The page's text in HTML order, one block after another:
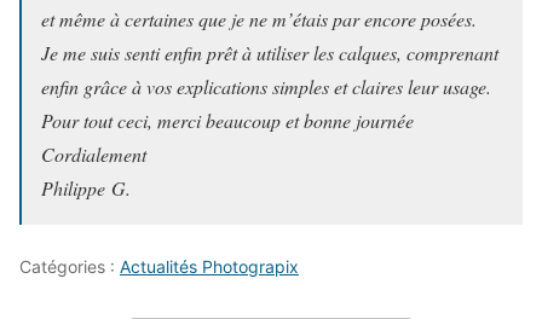
et même à certaines que je ne m’étais par encore posées.
Je me suis senti enfin prêt à utiliser les calques, comprenant
enfin grâce à vos explications simples et claires leur usage.
Pour tout ceci, merci beaucoup et bonne journée
Cordialement
Philippe G.
Catégories : Actualités Photograpix